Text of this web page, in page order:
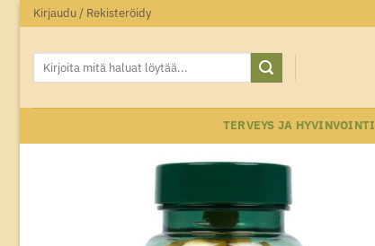
Skip
to
content
Kirjaudu / Rekisteröidy
Etsi:
TERVEYS JA HYVINVOINTI